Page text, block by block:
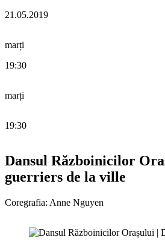
21.05.2019
marți
19:30
marți
19:30
Dansul Războinicilor
guerriers de la ville
Coregrafia: Anne Nguyen